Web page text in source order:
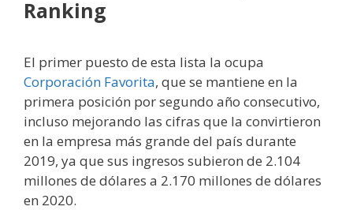
Ranking
El primer puesto de esta lista la ocupa
Corporación Favorita, que se mantiene en la
primera posición por segundo año consecutivo,
incluso mejorando las cifras que la convirtieron
en la empresa más grande del país durante
2019, ya que sus ingresos subieron de 2.104
millones de dólares a 2.170 millones de dólares
en 2020.